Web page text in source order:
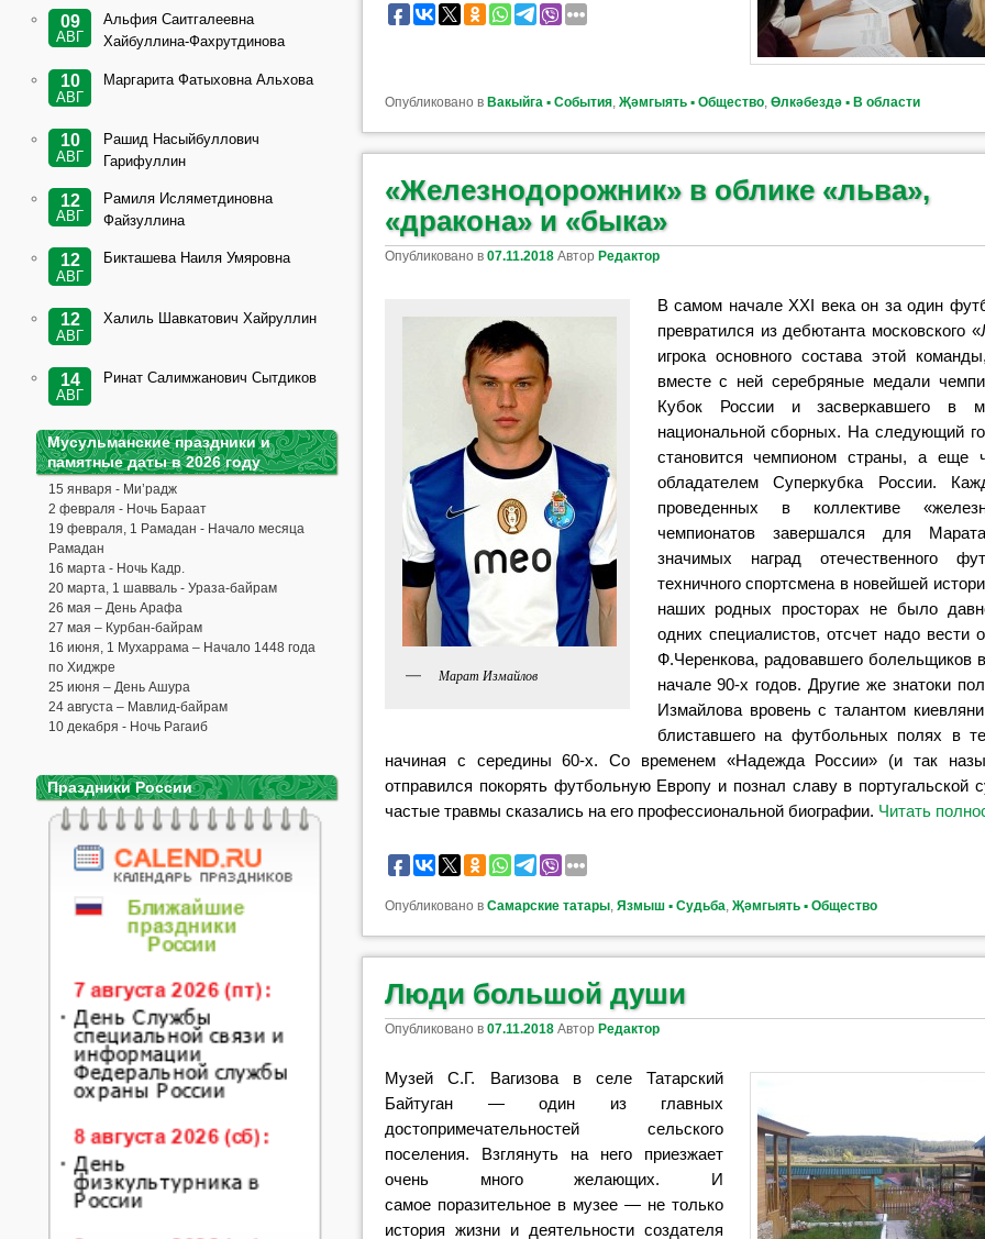
Опубликовано в Вакыйга ▪ События,Җәмгыять ▪ Общество,Өлкәбездә ▪ В области
«Железнодорожник» в облике «льва»,
«дракона» и «быка»
Опубликовано в07.11.2018 Автор Редактор
Марат Измайлов
В самом начале XXI века он за один
превратился из дебютанта московского
игрока основного состава этой
вместе с ней серебряные медали
Кубок России и засверкавшего в
национальной сборных. На следующий
становится чемпионом страны, а еще
обладателем Суперкубка России.
проведенных в коллективе
чемпионатов завершался для
значимых наград отечественного
техничного спортсмена в новейшей
наших родных просторах не было
одних специалистов, отсчет надо вести
Ф.Черенкова, радовавшего болельщиков
начале 90-х годов. Другие же знатоки
Измайлова вровень с талантом
блиставшего на футбольных полях в
начиная с середины 60-х. Со временем «Надежда России» (и так
отправился покорять футбольную Европу и познал славу в португальской
частые травмы сказались на его профессиональной биографии. Читать
Опубликовано в Самарские татары ,Язмыш ▪ Судьба ,Җәмгыять ▪ Общество
Люди большой души
Опубликовано в07.11.2018 Автор Редактор
Музей С.Г. Вагизова в селе Татарский
Байтуган — один из главных
достопримечательностей сельского
поселения. Взглянуть на него приезжает
очень много желающих. И
самое поразительное в музее — не только
историяжизни и деятельности создателя
09
АВГ
Альфия Саитгалеевна
Хайбуллина-Фахрутдинова
10
АВГ
Маргарита Фатыховна Альхова
10
АВГ
Рашид Насыйбуллович
Гарифуллин
12
АВГ
Рамиля Исляметдиновна
Файзуллина
12
АВГ
Бикташева Наиля Умяровна
12
АВГ
Халиль Шавкатович Хайруллин
14
АВГ
Ринат Салимжанович Сытдиков
Мусульманские праздники и
памятные даты в 2026 году
15 января - Ми’радж
2 февраля - Ночь Бараат
19 февраля, 1 Рамадан - Начало месяца
Рамадан
16 марта - Ночь Кадр.
20 марта, 1 шавваль - Ураза-байрам
26 мая – День Арафа
27 мая – Курбан-байрам
16 июня, 1 Мухаррама – Начало 1448 года
по Хиджре
25 июня – День Ашура
24 августа – Мавлид-байрам
10 декабря - Ночь Рагаиб
Праздники России